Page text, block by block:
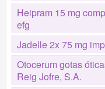
Heipram 15 mg
efg
Jadelle 2x 75 mg
Otocerum gotas
Reig Jofre, S.A.